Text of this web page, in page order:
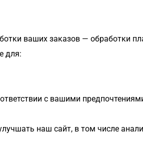
ваших заказов — обработки
для:
с вашими
наш сайт, в том числе